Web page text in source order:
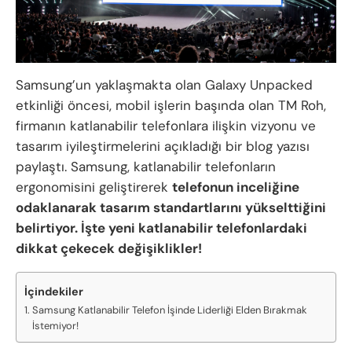
Samsung’un yaklaşmakta olan Galaxy Unpacked
etkinliği öncesi, mobil işlerin başında olan TM Roh,
firmanın katlanabilir telefonlara ilişkin vizyonu ve
tasarım iyileştirmelerini açıkladığı bir blog yazısı
paylaştı. Samsung, katlanabilir telefonların
ergonomisini geliştirerek telefonun inceliğine
odaklanarak tasarım standartlarını yükselttiğini
belirtiyor. İşte yeni katlanabilir telefonlardaki
dikkat çekecek değişiklikler!
İçindekiler
Samsung Katlanabilir Telefon İşinde Liderliği Elden Bırakmak
İstemiyor!